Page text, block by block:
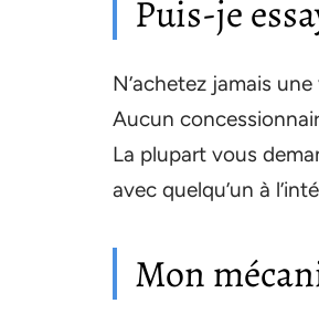
Puis-je
N’achetez jamais
Aucun
La plupart vous
avec quelqu’un à
Mon